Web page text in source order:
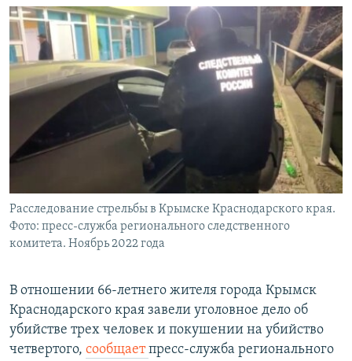
СИБИРЬ.РЕАЛИИ
РАСПИСАНИЕ ВЕЩАНИЯ
ПОДПИШИТЕСЬ НА РАССЫЛКУ
СОЦИАЛЬНЫЕ СЕТИ
Все сайты РСЕ/РС
Расследование стрельбы в Крымске Краснодарского края.
Фото: пресс-служба регионального следственного
комитета. Ноябрь 2022 года
В отношении 66-летнего жителя города Крымск
Краснодарского края завели уголовное дело об
убийстве трех человек и покушении на убийство
четвертого, сообщаетпресс-служба регионального